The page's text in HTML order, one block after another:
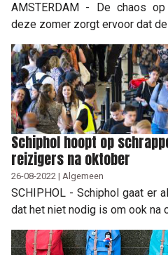
AMSTERDAM - De chaos
deze zomer zorgt ervoor dat de
Schiphol hoopt op
reizigers na oktober
26-08-2022 | Algemeen
SCHIPHOL - Schiphol gaat er
dat het niet nodig is om ook na